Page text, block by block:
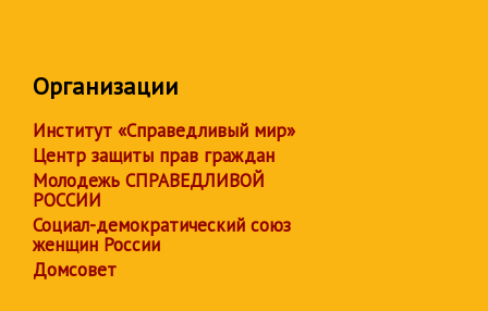
Организации
Институт «Справедливый мир»
Центр защиты прав граждан
Молодежь СПРАВЕДЛИВОЙ
РОССИИ
Социал-демократический союз
женщин России
Домсовет